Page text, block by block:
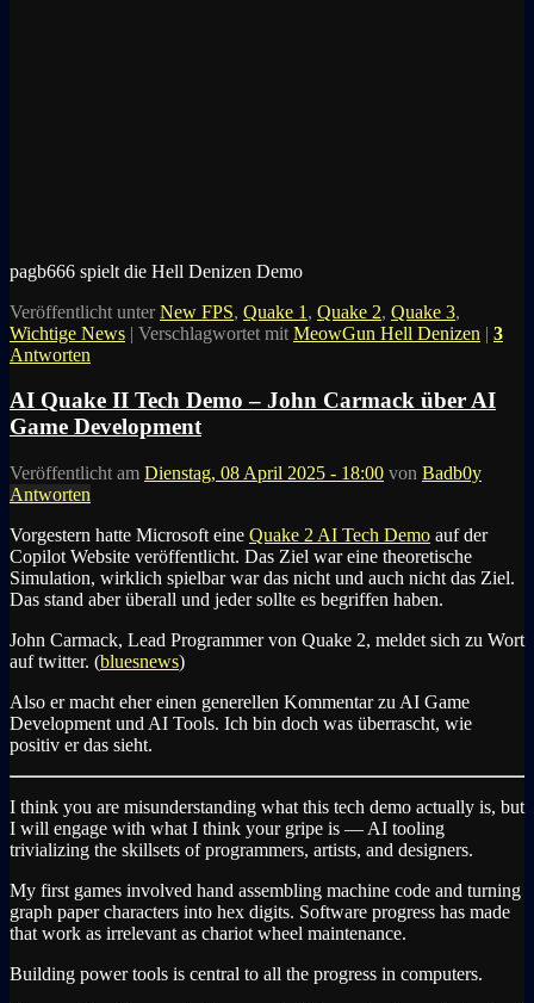
pagb666 spielt die Hell Denizen Demo
Veröffentlicht unter New FPS, Quake 1 , Quake 2, Quake 3,
Wichtige News | Verschlagwortet mit MeowGun Hell Denizen | 3
Antworten
AI Quake II Tech Demo – John Carmack über AI
Game Development
Veröffentlicht am Dienstag, 08 April 2025 - 18:00 von Badb0y
Antworten
Vorgestern hatte Microsoft eine Quake 2 AI Tech Demo auf der
Copilot Website veröffentlicht. Das Ziel war eine theoretische
Simulation, wirklich spielbar war das nicht und auch nicht das Ziel.
Das stand aber überall und jeder sollte es begriffen haben.
John Carmack, Lead Programmer von Quake 2, meldet sich zu Wort
auf twitter. (bluesnews)
Also er macht eher einen generellen Kommentar zu AI Game
Development und AI Tools. Ich bin doch was überrascht, wie
positiv er das sieht.
I think you are misunderstanding what this tech demo actually is, but
I will engage with what I think your gripe is — AI tooling
trivializing the skillsets of programmers, artists, and designers.
My first games involved hand assembling machine code and turning
graph paper characters into hex digits. Software progress has made
that work as irrelevant as chariot wheel maintenance.
Building power tools is central to all the progress in computers.